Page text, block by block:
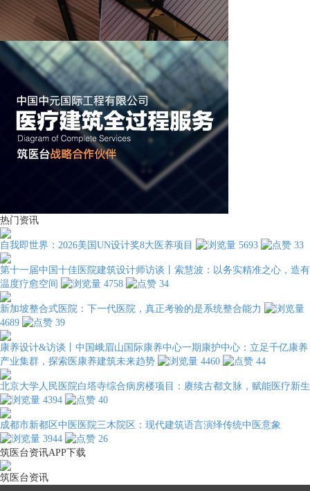
热门资讯
自我即世界：2026美国UN设计奖8大医养项目 5693 33
第十一届中国十佳医院建筑设计师访谈丨索慧波：以务实精准之心，造有
温度疗愈空间
4758 34
新加坡整合式医院：下一代医院，真正考验的是系统整合能力
4689
39
康养设计&访谈丨中国峨眉山国际康养中心一期康护中心：立足千亿康养
产业集群，探索医康养建筑未来趋势
4460 44
北京大学人民医院白塔寺综合病房楼项目：赓续古都文脉，赋能医疗新生
4394
40
成都市新都区中医医院三木院区：现代建筑语言演绎传统中医意象
3944
26
筑医台资讯APP下载
筑医台资讯